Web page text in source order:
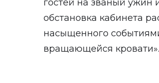
гостей на званый ужин
обстановка кабинета
насыщенного
вращающейся кровати».